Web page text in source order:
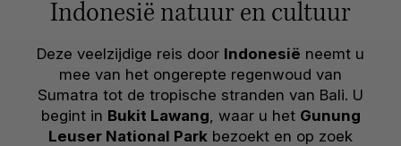
Indonesië natuur en cultuur
Deze veelzijdige reis door Indonesië neemt u
mee van het ongerepte regenwoud van
Sumatra tot de tropische stranden van Bali. U
begint in Bukit Lawang, waar u het Gunung
Leuser National Park bezoekt en op zoek